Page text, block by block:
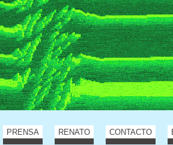
PRENSA RENATO CONTACTO